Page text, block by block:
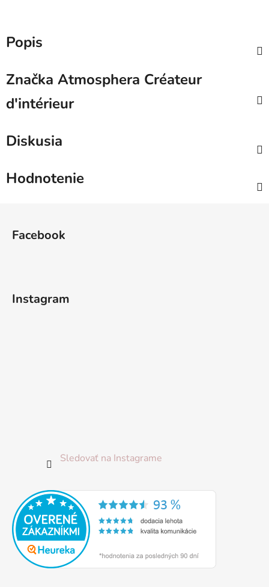
Popis
Značka Atmosphera Créateur
d'intérieur
Diskusia
Hodnotenie
Facebook
Instagram
Sledovať na Instagrame